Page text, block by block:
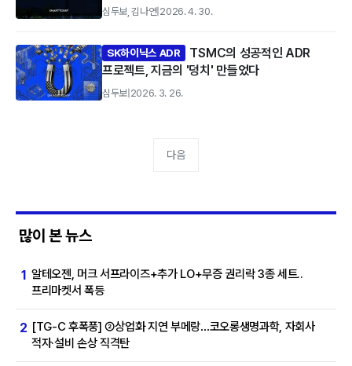
심두보, 김나연| 2026. 4. 30.
SK하이닉스 ADR
TSMC의 성공적인 ADR
프로젝트, 지금의 '덩치' 만들었다
심두보 2026. 3. 26.
다음
많이 본 뉴스
1 알테오젠, 머크 서프라이즈+추가 LO+무증 권리락 3종 세트..
프리마켓서 폭등
2 [TG-C 후폭풍] ②상업화 지연 부메랑…코오롱생명과학, 자회사
적자·설비 손상 직격탄